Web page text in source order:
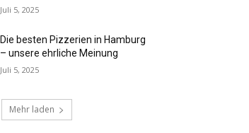
Juli 5, 2025
Die besten Pizzerien in Hamburg
– unsere ehrliche Meinung
Juli 5, 2025
Mehr laden